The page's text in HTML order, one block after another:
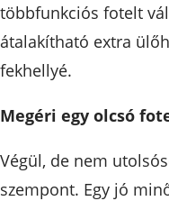
többfunkciós fotelt
átalakítható extra
fekhellyé.
Megéri egy olcsó
Végül, de nem
szempont. Egy jó